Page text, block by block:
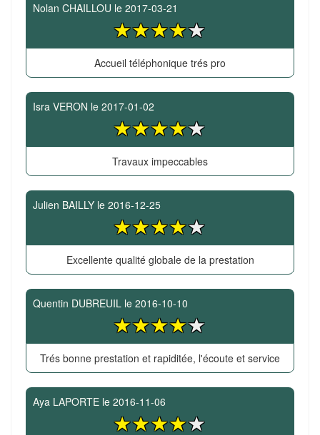
Nolan CHAILLOU le 2017-03-21
Accueil téléphonique trés pro
Isra VERON le 2017-01-02
Travaux impeccables
Julien BAILLY le 2016-12-25
Excellente qualité globale de la prestation
Quentin DUBREUIL le 2016-10-10
Trés bonne prestation et rapiditée, l'écoute et service
Aya LAPORTE le 2016-11-06